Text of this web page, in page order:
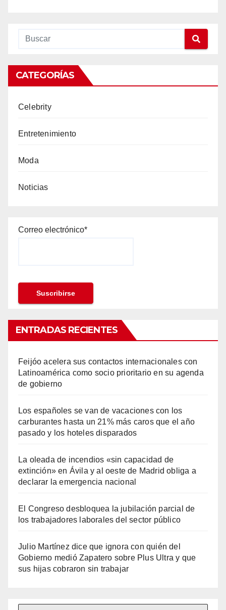
CATEGORÍAS
Celebrity
Entretenimiento
Moda
Noticias
Correo electrónico*
ENTRADAS RECIENTES
Feijóo acelera sus contactos internacionales con
Latinoamérica como socio prioritario en su agenda
de gobierno
Los españoles se van de vacaciones con los
carburantes hasta un 21% más caros que el año
pasado y los hoteles disparados
La oleada de incendios «sin capacidad de
extinción» en Ávila y al oeste de Madrid obliga a
declarar la emergencia nacional
El Congreso desbloquea la jubilación parcial de
los trabajadores laborales del sector público
Julio Martínez dice que ignora con quién del
Gobierno medió Zapatero sobre Plus Ultra y que
sus hijas cobraron sin trabajar